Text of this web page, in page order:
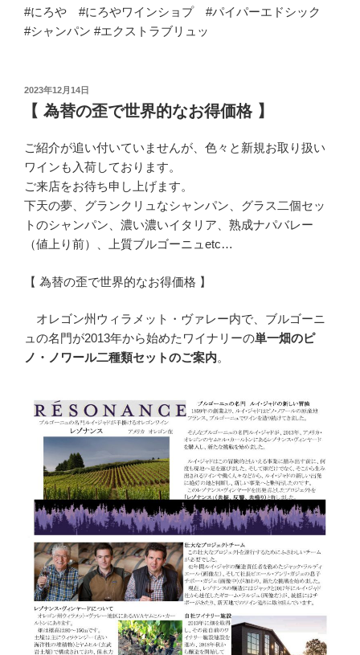
#にろや #にろやワインショプ #パイパーエドシック
#シャンパン #エクストラブリュッ
投
日:
2023年12月14日
【 為替の歪で世界的なお得価格 】
ご紹介が追い付いていませんが、色々と新規お取り扱い
ワインも入荷しております。
ご来店をお待ち申し上げます。
下天の夢、グランクリュなシャンパン、グラス二個セッ
トのシャンパン、濃い濃いイタリア、熟成ナパバレー
（値上り前）、上質ブルゴーニュetc…
【 為替の歪で世界的なお得価格 】
オレゴン州ウィラメット・ヴァレー内で、ブルゴーニ
ュの名門が2013年から始めたワイナリーの単一畑のピ
ノ・ノワール二種類セットのご案内。